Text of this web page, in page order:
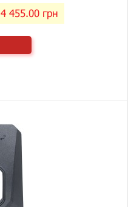
4 455.00 грн